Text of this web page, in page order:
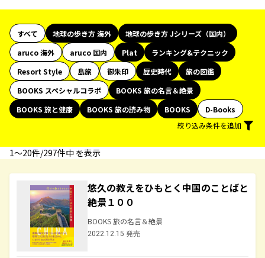
すべて 地球の歩き方 海外
地球の歩き方 Jシリーズ（国内）
aruco 海外
aruco 国内 Plat
ランキング&テクニック
Resort Style
島旅 御朱印 歴史時代
旅の図鑑
BOOKS スペシャルコラボ
BOOKS 旅の名言＆絶景
BOOKS 旅と健康
BOOKS 旅の読み物 BOOKS
D-Books
絞り込み条件を追加
1〜20件/297件中 を表示
悠久の教えをひもとく中国のことばと
絶景１００
BOOKS 旅の名言＆絶景
2022.12.15 発売